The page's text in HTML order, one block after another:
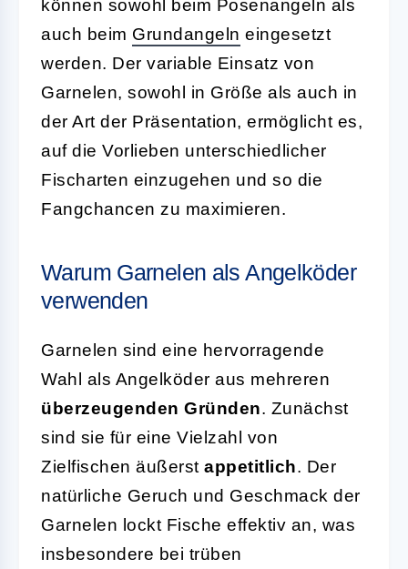
können sowohl beim Posenangeln als
auch beim Grundangeln eingesetzt
werden. Der variable Einsatz von
Garnelen, sowohl in Größe als auch in
der Art der Präsentation, ermöglicht es,
auf die Vorlieben unterschiedlicher
Fischarten einzugehen und so die
Fangchancen zu maximieren.
Warum Garnelen als Angelköder
verwenden
Garnelen sind eine hervorragende
Wahl als Angelköder aus mehreren
überzeugenden Gründen. Zunächst
sind sie für eine Vielzahl von
Zielfischen äußerst appetitlich. Der
natürliche Geruch und Geschmack der
Garnelen lockt Fische effektiv an, was
insbesondere bei trüben